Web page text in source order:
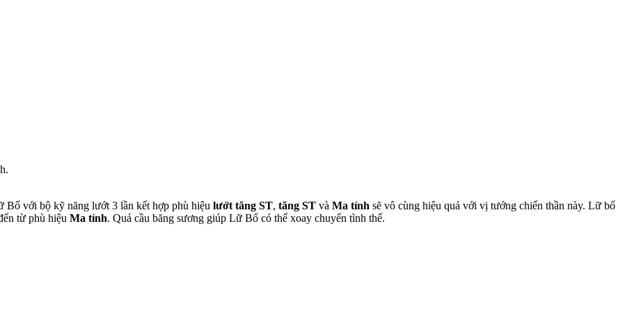
Bố với bộ kỹ năng lướt 3 lần kết hợp phù hiệu lướt tăng ST, tăng ST và Ma tính sẽ vô cùng hiệu quả với vị tướng chiến thần này. Lữ bố
từ phù hiệu Ma tính. Quả cầu băng sương giúp Lữ Bố có thể xoay chuyển tình thế.